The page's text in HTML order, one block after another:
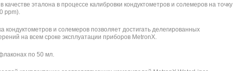
качестве эталона в процессе калибровки кондуктометров и солемеров на точку
ppm).
кондуктометров и солемеров позволяет достигать делегированных
на всем сроке эксплуатации приборов MetronX.
по 50 мл.